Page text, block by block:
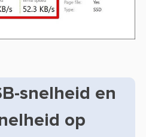
snelheid en
op